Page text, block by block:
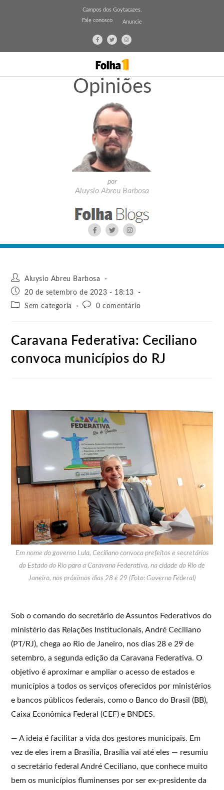
Campos dos Goytacazes,
Fale conosco
Anuncie
Opiniões
por
Aluysio Abreu Barbosa
Aluysio Abreu Barbosa
20 de setembro de 2023 - 18:13
Sem categoria
0 comentário
Caravana Federativa: Ceciliano
convoca municípios do RJ
Em nome do governo Lula, Ceciliano convoca prefeitos e secretários
do Estado do Rio para a Caravana Federativa, na cidade do Rio de
Janeiro, nos próximos dias 28 e 29 (Foto: Governo Federal)
Sob o comando do secretário de Assuntos Federativos do
ministério das Relações Institucionais, André Ceciliano
(PT/RJ), chega ao Rio de Janeiro, nos dias 28 e 29 de
setembro, a segunda edição da Caravana Federativa. O
objetivo é aproximar e ampliar o acesso de estados e
municípios a todos os serviços oferecidos por ministérios
e bancos públicos federais, como o Banco do Brasil (BB),
Caixa Econômica Federal (CEF) e BNDES.
— A ideia é facilitar a vida dos gestores municipais. Em
vez de eles irem a Brasília, Brasília vai até eles — resumiu
o secretário federal André Ceciliano, que conhece muito
bem os municípios fluminenses por ser ex-presidente da